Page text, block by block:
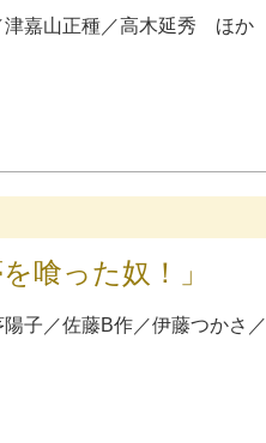
津嘉山正種 ／高木延秀 ほか
喰った奴！」
陽子 ／佐藤B作 ／伊藤つかさ ／